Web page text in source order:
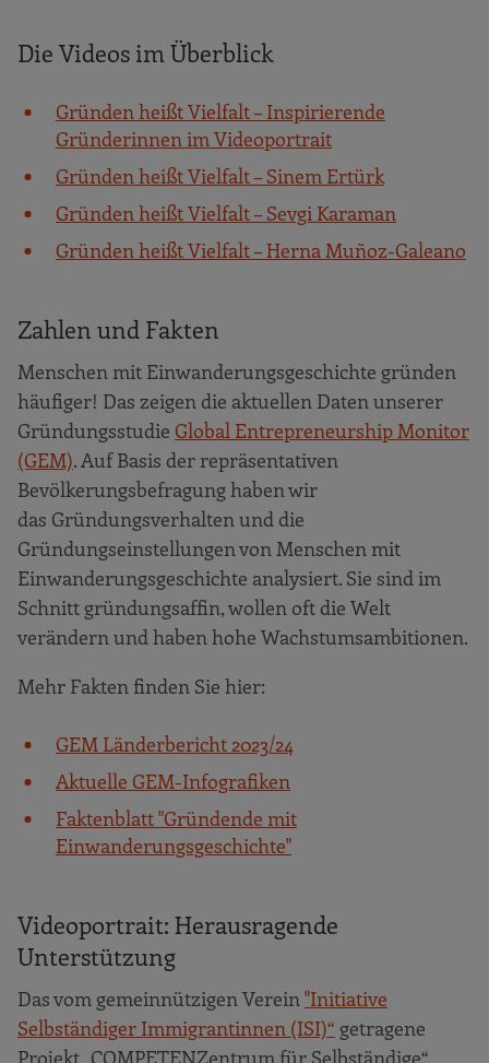
Die Videos im Überblick
Gründen heißt Vielfalt – Inspirierende
Gründerinnen im Videoportrait
Gründen heißt Vielfalt – Sinem Ertürk
Gründen heißt Vielfalt – Sevgi Karaman
Gründen heißt Vielfalt – Herna Muñoz-Galeano
Zahlen und Fakten
Menschen mit Einwanderungsgeschichte gründen
häufiger! Das zeigen die aktuellen Daten unserer
Gründungsstudie Global Entrepreneurship Monitor
(GEM). Auf Basis der repräsentativen
Bevölkerungsbefragung haben wir
das Gründungsverhalten und die
Gründungseinstellungen von Menschen mit
Einwanderungsgeschichte analysiert. Sie sind im
Schnitt gründungsaffin, wollen oft die Welt
verändern und haben hohe Wachstumsambitionen.
Mehr Fakten finden Sie hier:
GEM Länderbericht 2023/24
Aktuelle GEM-Infografiken
Faktenblatt "Gründende mit
Einwanderungsgeschichte"
Videoportrait: Herausragende
Unterstützung
Das vom gemeinnützigen Verein "Initiative
Selbständiger Immigrantinnen (ISI)“ getragene
Projekt „COMPETENZentrum für Selbständige“